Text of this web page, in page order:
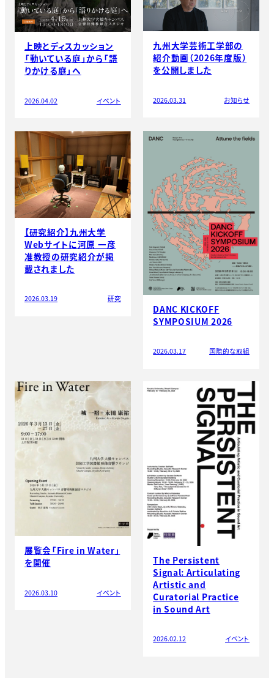
上映とディスカッション
「動いている庭」から「語
りかける庭」へ
2026.04.02 イベント
九州大学芸術工学部の
紹介動画（2026年度版）
を公開しました
2026.03.31 お知らせ
【研究紹介】九州大学
Webサイトに河原 一彦
准教授の研究紹介が掲
載されました
2026.03.19 研究
DANC KICKOFF
SYMPOSIUM 2026
2026.03.17 国際的な取組
展覧会「Fire in Water」
を開催
2026.03.10 イベント
The Persistent
Signal: Articulating
Artistic and
Curatorial Practice
in Sound Art
2026.02.12 イベント